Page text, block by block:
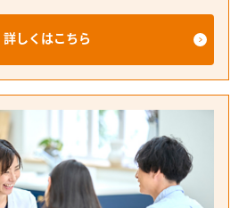
詳しくはこちら